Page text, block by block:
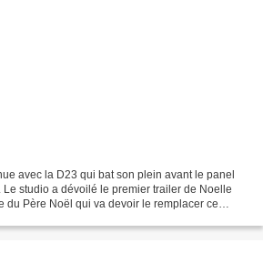
avec la D23 qui bat son plein avant le panel
studio a dévoilé le premier trailer de Noelle
du Père Noël qui va devoir le remplacer ce